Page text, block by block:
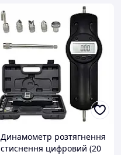
Динамометр розтягнення
стиснення цифровий (20